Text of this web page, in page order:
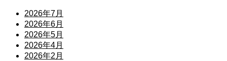
2026年7月
2026年6月
2026年5月
2026年4月
2026年2月